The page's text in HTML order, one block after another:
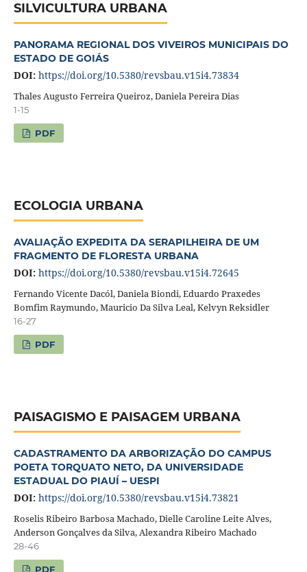
SILVICULTURA URBANA
PANORAMA REGIONAL DOS VIVEIROS MUNICIPAIS DO
ESTADO DE GOIÁS
DOI: https://doi.org/10.5380/revsbau.v15i4.73834
Thales Augusto Ferreira Queiroz, Daniela Pereira Dias
1-15
PDF
ECOLOGIA URBANA
AVALIAÇÃO EXPEDITA DA SERAPILHEIRA DE UM
FRAGMENTO DE FLORESTA URBANA
DOI: https://doi.org/10.5380/revsbau.v15i4.72645
Fernando Vicente Dacól, Daniela Biondi, Eduardo Praxedes
Bomfim Raymundo, Mauricio Da Silva Leal, Kelvyn Reksidler
16-27
PDF
PAISAGISMO E PAISAGEM URBANA
CADASTRAMENTO DA ARBORIZAÇÃO DO CAMPUS
POETA TORQUATO NETO, DA UNIVERSIDADE
ESTADUAL DO PIAUÍ – UESPI
DOI: https://doi.org/10.5380/revsbau.v15i4.73821
Roselis Ribeiro Barbosa Machado, Dielle Caroline Leite Alves,
Anderson Gonçalves da Silva, Alexandra Ribeiro Machado
28-46
PDF